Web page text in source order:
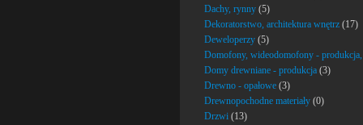
Dachy, rynny (5)
Dekoratorstwo, architektura wnętrz (17)
Deweloperzy (5)
Domofony, wideodomofony - produkcja,
Domy drewniane - produkcja (3)
Drewno - opałowe (3)
Drewnopochodne materiały (0)
Drzwi (13)